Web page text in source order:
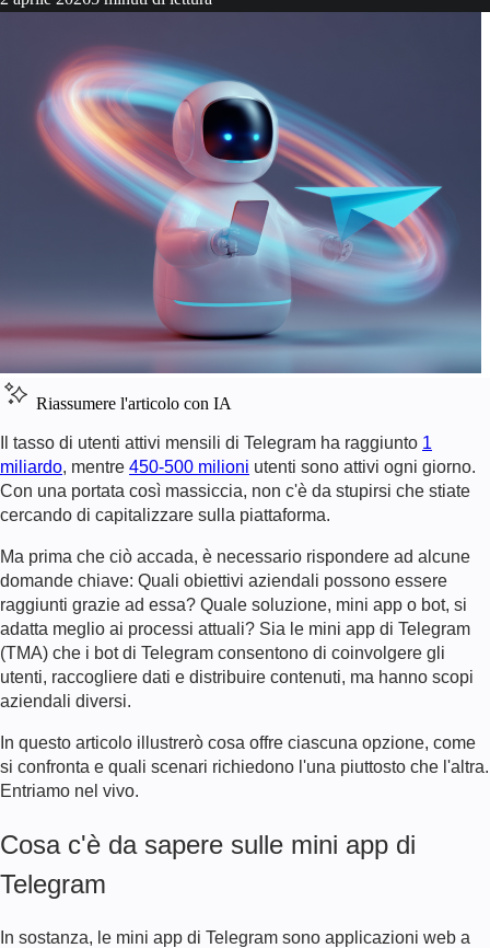
Riassumere l'articolo con IA
Il tasso di utenti attivi mensili di Telegram ha raggiunto 1
miliardo, mentre 450-500 milioni utenti sono attivi ogni giorno.
Con una portata così massiccia, non c'è da stupirsi che stiate
cercando di capitalizzare sulla piattaforma.
Ma prima che ciò accada, è necessario rispondere ad alcune
domande chiave: Quali obiettivi aziendali possono essere
raggiunti grazie ad essa? Quale soluzione, mini app o bot, si
adatta meglio ai processi attuali? Sia le mini app di Telegram
(TMA) che i bot di Telegram consentono di coinvolgere gli
utenti, raccogliere dati e distribuire contenuti, ma hanno scopi
aziendali diversi.
In questo articolo illustrerò cosa offre ciascuna opzione, come
si confronta e quali scenari richiedono l'una piuttosto che l'altra.
Entriamo nel vivo.
Cosa c'è da sapere sulle mini app di
Telegram
In sostanza, le mini app di Telegram sono applicazioni web a